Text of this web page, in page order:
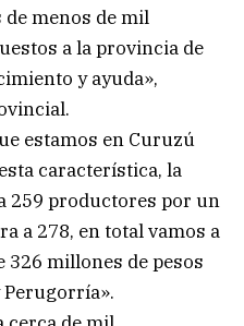
menos de mil
a la provincia de
y ayuda»,
estamos en Curuzú
característica, la
259 productores por un
a 278, en total vamos a
326 millones de pesos